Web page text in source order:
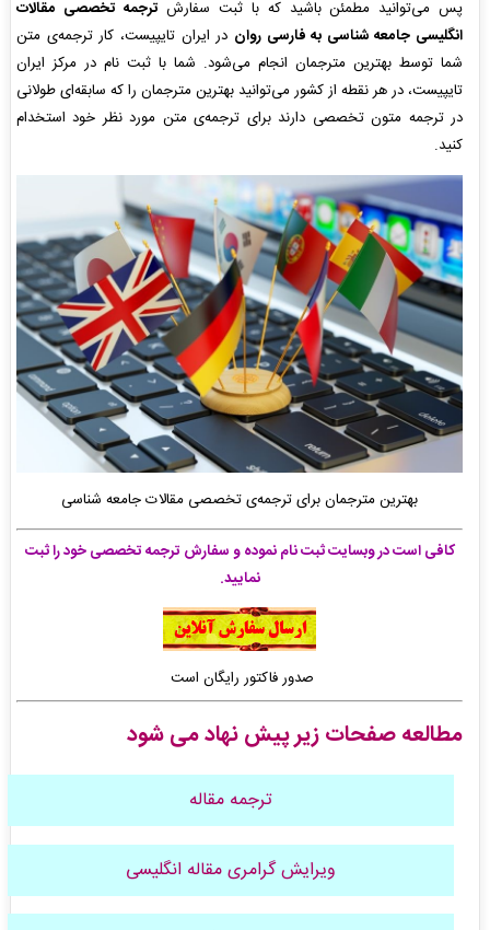
پس می‌توانید مطمئن باشید که با ثبت سفارش ترجمه تخصصی مقالات
انگلیسی جامعه شناسی به فارسی روان در ایران تایپیست، کار ترجمه‌ی متن
شما توسط بهترین مترجمان انجام می‌شود. شما با ثبت نام در مرکز ایران
تایپیست، در هر نقطه از کشور می‌توانید بهترین مترجمان را که سابقه‌ای طولانی
در ترجمه متون تخصصی دارند برای ترجمه‌ی متن مورد نظر خود استخدام
کنید.
بهترین مترجمان برای ترجمه‌ی تخصصی مقالات جامعه شناسی
کافی است در وبسایت ثبت نام نموده و سفارش ترجمه تخصصی خود را ثبت
نمایید.
صدور فاکتور رایگان است
مطالعه صفحات زیر پیش نهاد می شود
ترجمه مقاله
ویرایش گرامری مقاله انگلیسی